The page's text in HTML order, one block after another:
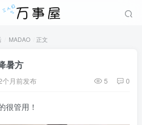
MADAO 正文
暑方
个月前发布 5 0
很管用！